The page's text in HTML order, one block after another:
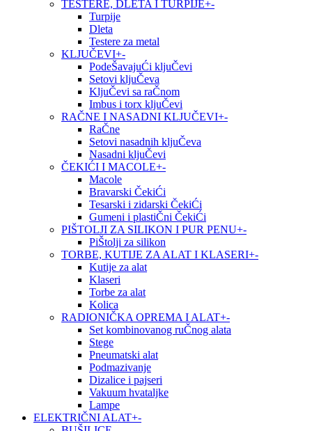
TESTERE, DLETA I TURPIJE+-
Turpije
Dleta
Testere za metal
KLJUČEVI+-
PodeŠavajuĆi kljuČevi
Setovi kljuČeva
KljuČevi sa raČnom
Imbus i torx kljuČevi
RAČNE I NASADNI KLJUČEVI+-
RaČne
Setovi nasadnih kljuČeva
Nasadni kljuČevi
ČEKIĆI I MACOLE+-
Macole
Bravarski ČekiĆi
Tesarski i zidarski ČekiĆi
Gumeni i plastiČni ČekiĆi
PIŠTOLJI ZA SILIKON I PUR PENU+-
PiŠtolji za silikon
TORBE, KUTIJE ZA ALAT I KLASERI+-
Kutije za alat
Klaseri
Torbe za alat
Kolica
RADIONIČKA OPREMA I ALAT+-
Set kombinovanog ruČnog alata
Stege
Pneumatski alat
Podmazivanje
Dizalice i pajseri
Vakuum hvataljke
Lampe
ELEKTRIČNI ALAT+-